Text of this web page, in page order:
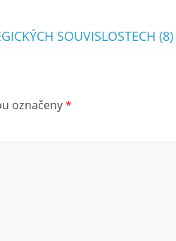
SOUVISLOSTECH (8)
označeny*